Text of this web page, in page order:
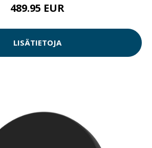
489.95 EUR
LISÄTIETOJA